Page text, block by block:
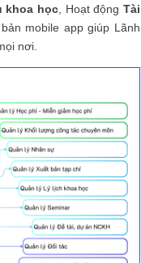
khoa học, Hoạt độngTài
mobile app giúp Lãnh
nơi.